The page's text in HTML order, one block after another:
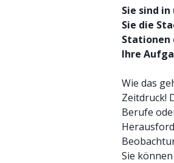
Sie sind
Sie die
Stationen
Ihre
Wie das
Zeitdruck!
Berufe
Sie